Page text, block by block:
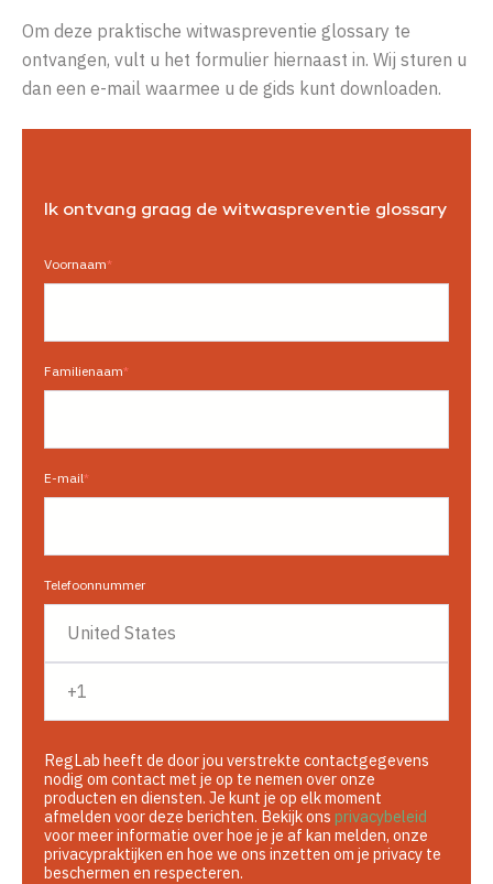
Om deze praktische witwaspreventie glossary te
ontvangen, vult u het formulier hiernaast in. Wij sturen u
dan een e-mail waarmee u de gids kunt downloaden.
Ik ontvang graag de witwaspreventie glossary
Voornaam*
Familienaam*
E-mail*
Telefoonnummer
RegLab heeft de door jou verstrekte contactgegevens
nodig om contact met je op te nemen over onze
producten en diensten. Je kunt je op elk moment
afmelden voor deze berichten. Bekijk ons privacybeleid
voor meer informatie over hoe je je af kan melden, onze
privacypraktijken en hoe we ons inzetten om je privacy te
beschermen en respecteren.